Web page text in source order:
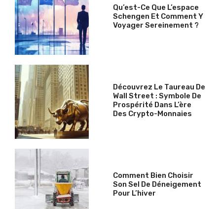
Qu’est-Ce Que L’espace
Schengen Et Comment Y
Voyager Sereinement ?
Découvrez Le Taureau De
Wall Street : Symbole De
Prospérité Dans L’ère
Des Crypto-Monnaies
Comment Bien Choisir
Son Sel De Déneigement
Pour L’hiver